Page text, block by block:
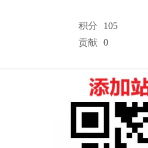
积分
105
贡献 0